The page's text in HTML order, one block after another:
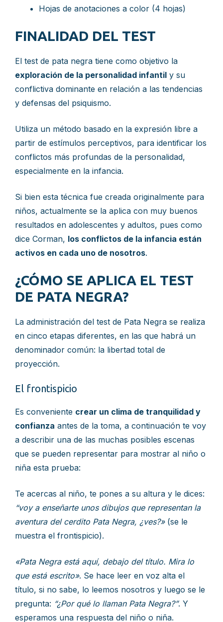
Hojas de anotaciones a color (4 hojas)
FINALIDAD DEL TEST
El test de pata negra tiene como objetivo la
exploración de la personalidad infantil y su
conflictiva dominante en relación a las tendencias
y defensas del psiquismo.
Utiliza un método basado en la expresión libre a
partir de estímulos perceptivos, para identificar los
conflictos más profundas de la personalidad,
especialmente en la infancia.
Si bien esta técnica fue creada originalmente para
niños, actualmente se la aplica con muy buenos
resultados en adolescentes y adultos, pues como
dice Corman, los conflictos de la infancia están
activos en cada uno de nosotros.
¿CÓMO SE APLICA EL TEST
DE PATA NEGRA?
La administración del test de Pata Negra se realiza
en cinco etapas diferentes, en las que habrá un
denominador común: la libertad total de
proyección.
El frontispicio
Es conveniente crear un clima de tranquilidad y
confianza antes de la toma, a continuación te voy
a describir una de las muchas posibles escenas
que se pueden representar para mostrar al niño o
niña esta prueba:
Te acercas al niño, te pones a su altura y le dices:
“voy a enseñarte unos dibujos que representan la
aventura del cerdito Pata Negra, ¿ves?»(se le
muestra el frontispicio).
«Pata Negra está aquí, debajo del título. Mira lo
que está escrito». Se hace leer en voz alta el
título, si no sabe, lo leemos nosotros y luego se le
pregunta: “¿Por qué lo llaman Pata Negra?”. Y
esperamos una respuesta del niño o niña.